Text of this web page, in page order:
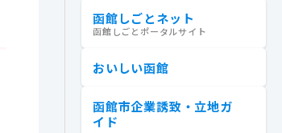
函館しごとネット
函館しごとポータルサイト
おいしい函館
函館市企業誘致・立地ガ
イド